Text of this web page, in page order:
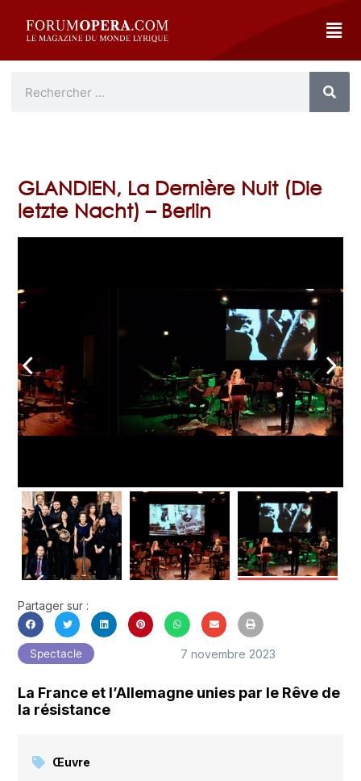
GLANDIEN, La Dernière Nuit (Die
letzte Nacht) – Berlin
arrow_back_ios arrow_forward_ios
Partager sur :
Spectacle 7 novembre 2023
La France et l’Allemagne unies par le Rêve de
la résistance
Œuvre